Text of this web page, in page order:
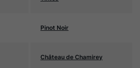
Pinot Noir
Château de Chamirey